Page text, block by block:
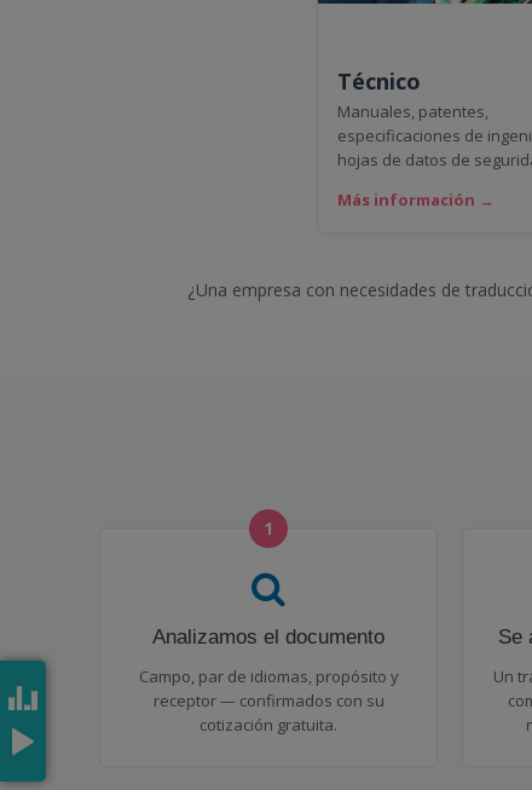
Técnico
Manuales, patentes,
especificaciones de
hojas de datos de
Más información →
¿Una empresa con necesidades de
1
Analizamos el documento
Campo, par de idiomas, propósito y
receptor — confirmados con su
cotización gratuita.
Se
Un